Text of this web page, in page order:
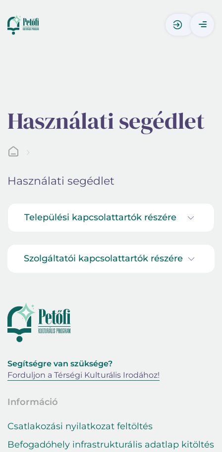
Bejelentkezés
Használati segédlet
Használati segédlet
Települési kapcsolattartók részére
Szolgáltatói kapcsolattartók részére
Segítségre van szüksége?
Forduljon a Térségi Kulturális Irodához!
Információ
Csatlakozási nyilatkozat feltöltés
Befogadóhely infrastrukturális adatlap kitöltés